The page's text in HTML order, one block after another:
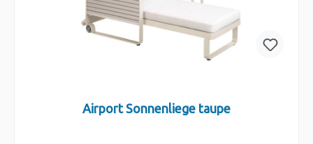
Airport Sonnenliege taupe